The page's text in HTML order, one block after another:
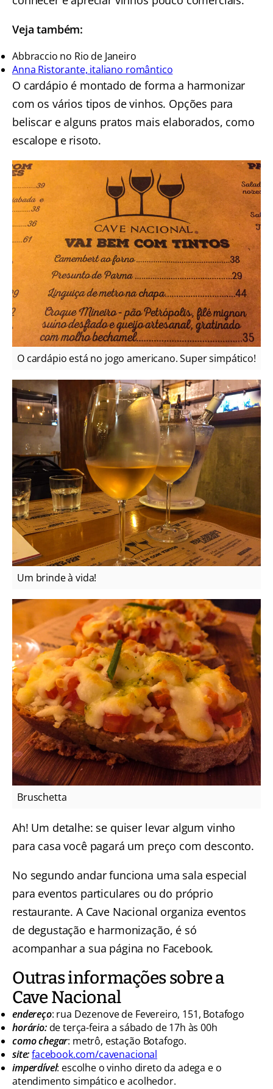
Veja também:
Abbraccio no Rio de Janeiro
Anna Ristorante, italiano romântico
O cardápio é montado de forma a harmonizar
com os vários tipos de vinhos. Opções para
beliscar e alguns pratos mais elaborados, como
escalope e risoto.
O cardápio está no jogo americano. Super simpático!
Um brinde à vida!
Bruschetta
Ah! Um detalhe: se quiser levar algum vinho
para casa você pagará um preço com desconto.
No segundo andar funciona uma sala especial
para eventos particulares ou do próprio
restaurante. A Cave Nacional organiza eventos
de degustação e harmonização, é só
acompanhar a sua página no Facebook.
Outras informações sobre a
Cave Nacional
endereço: rua Dezenove de Fevereiro, 151, Botafogo
horário:de terça-feira a sábado de 17h às 00h
como chegar: metrô, estação Botafogo.
site:facebook.com/cavenacional
imperdível: escolhe o vinho direto da adega e o
atendimento simpático e acolhedor.